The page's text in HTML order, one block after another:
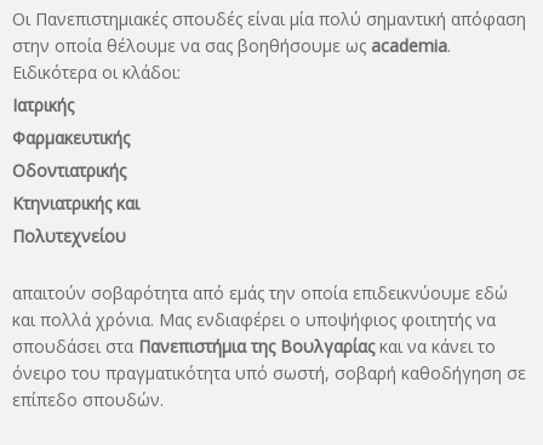
Οι Πανεπιστημιακές σπουδές είναι μία πολύ σημαντική απόφαση
στην οποία θέλουμε να σας βοηθήσουμε ως academia.
Ειδικότερα οι κλάδοι:
Ιατρικής
Φαρμακευτικής
Οδοντιατρικής
Κτηνιατρικής και
Πολυτεχνείου
απαιτούν σοβαρότητα από εμάς την οποία επιδεικνύουμε εδώ
και πολλά χρόνια. Μας ενδιαφέρει ο υποψήφιος φοιτητής να
σπουδάσει στα Πανεπιστήμια της Βουλγαρίαςκαι να κάνει το
όνειρo του πραγματικότητα υπό σωστή, σοβαρή καθοδήγηση σε
επίπεδο σπουδών.